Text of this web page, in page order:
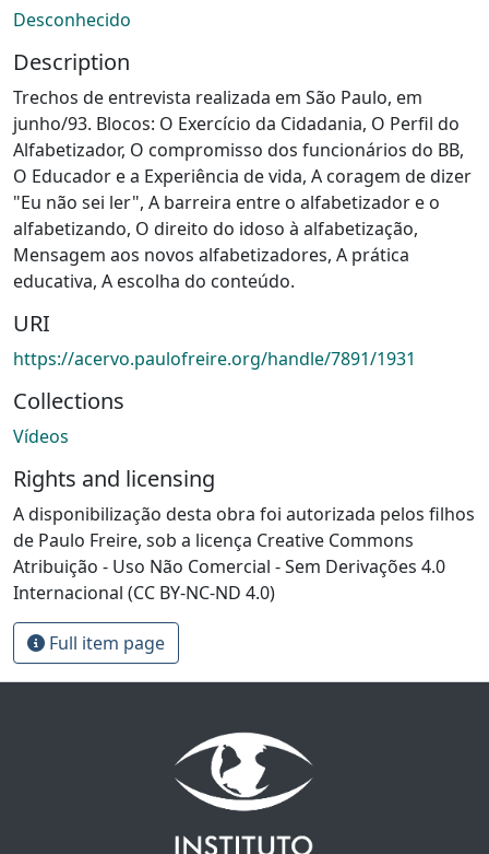
Desconhecido
Description
Trechos de entrevista realizada em São Paulo, em
junho/93. Blocos: O Exercício da Cidadania, O Perfil do
Alfabetizador, O compromisso dos funcionários do BB,
O Educador e a Experiência de vida, A coragem de dizer
"Eu não sei ler", A barreira entre o alfabetizador e o
alfabetizando, O direito do idoso à alfabetização,
Mensagem aos novos alfabetizadores, A prática
educativa, A escolha do conteúdo.
URI
https://acervo.paulofreire.org/handle/7891/1931
Collections
Vídeos
Rights and licensing
A disponibilização desta obra foi autorizada pelos filhos
de Paulo Freire, sob a licença Creative Commons
Atribuição - Uso Não Comercial - Sem Derivações 4.0
Internacional (CC BY-NC-ND 4.0)
Full item page